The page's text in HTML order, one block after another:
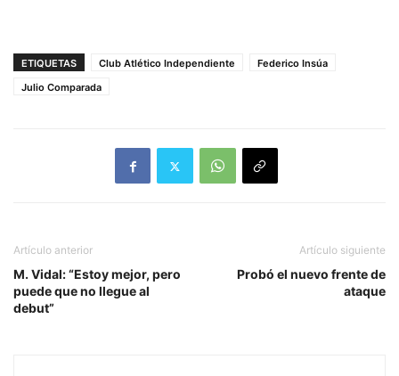
ETIQUETAS Club Atlético Independiente
Federico Insúa
Julio Comparada
Artículo anterior
M. Vidal: “Estoy mejor, pero
puede que no llegue al
debut”
Artículo siguiente
Probó el nuevo frente de
ataque